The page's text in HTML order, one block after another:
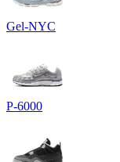
Gel-NYC
P-6000